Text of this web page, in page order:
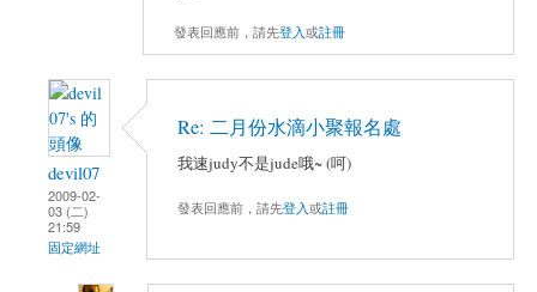
發表回應前，請先登入或註冊
devil07
2009-02-
03 (二)
21:59
固定網址
Re: 二月份水滴小聚報名處
我速judy不是jude哦~ (呵)
發表回應前，請先登入或註冊